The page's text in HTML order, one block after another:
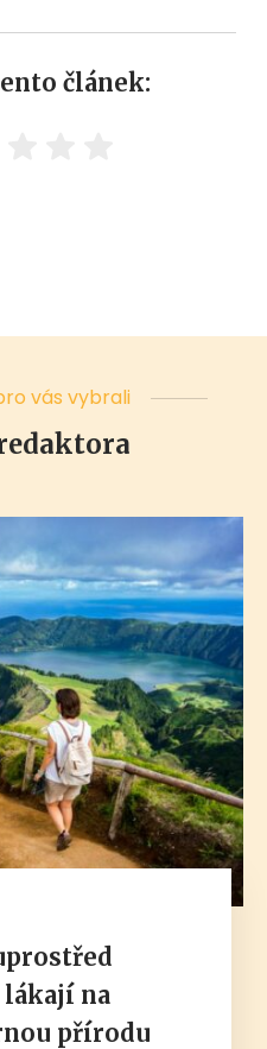
článek:
vás vybrali
na
přírodu